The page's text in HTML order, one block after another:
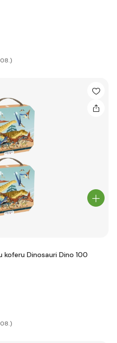
koferu Dinosauri Dino 100